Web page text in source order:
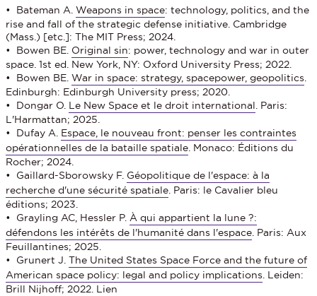
• Bateman A.Weapons in space: technology, politics, and the
rise and fall of the strategic defense initiative. Cambridge
(Mass.) [etc.]: The MIT Press; 2024.
• Bowen BE. Original sin: power, technology and war in outer
space. 1st ed. New York, NY: Oxford University Press; 2022.
• Bowen BE.War in space: strategy, spacepower, geopolitics.
Edinburgh: Edinburgh University press; 2020.
• Dongar O. Le New Space et le droit international. Paris:
L'Harmattan; 2025.
• Dufay A. Espace, le nouveau front: penser les contraintes
opérationnelles de la bataille spatiale. Monaco: Éditions du
Rocher; 2024.
• Gaillard-Sborowsky F. Géopolitique de l'espace: à la
recherche d'une sécurité spatiale. Paris: le Cavalier bleu
éditions; 2023.
• Grayling AC, Hessler P.À qui appartient la lune ?:
défendons les intérêts de l'humanité dans l'espace. Paris: Aux
Feuillantines; 2025.
• Grunert J.The United States Space Force and the future of
American space policy: legal and policy implications. Leiden:
Brill Nijhoff; 2022. Lien